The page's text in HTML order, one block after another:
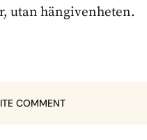
utan hängivenheten.
COMMENT